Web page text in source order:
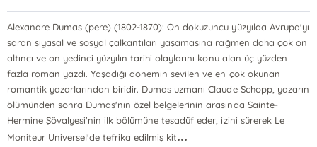
Alexandre Dumas (pere) (1802-1870): On dokuzuncu yüzyılda Avrupa'yı
saran siyasal ve sosyal çalkantıları yaşamasına rağmen daha çok on
altıncı ve on yedinci yüzyılın tarihi olaylarını konu alan üç yüzden
fazla roman yazdı. Yaşadığı dönemin sevilen ve en çok okunan
romantik yazarlarından biridir. Dumas uzmanı Claude Schopp, yazarın
ölümünden sonra Dumas'nın özel belgelerinin arasında Sainte-
Hermine Şövalyesi'nin ilk bölümüne tesadüf eder, izini sürerek Le
Moniteur Universel'de tefrika edilmiş kit...